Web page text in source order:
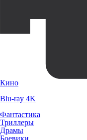
Кино
Blu-ray 4K
Фантастика
Триллеры
Драмы
Боевики